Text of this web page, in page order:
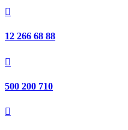

12 266 68 88

500 200 710
